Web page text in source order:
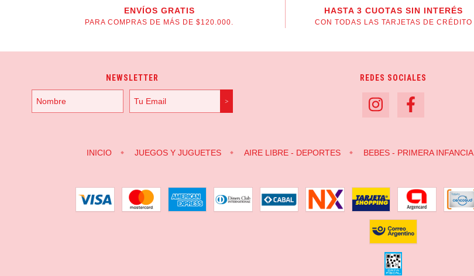
ENVÍOS GRATIS
PARA COMPRAS DE MÁS DE $120.000.
HASTA 3 CUOTAS SIN INTERÉS
CON TODAS LAS TARJETAS DE CRÉDITO
NEWSLETTER REDES SOCIALES
INICIO JUEGOS Y JUGUETES AIRE LIBRE - DEPORTES BEBES - PRIMERA INFANCIA